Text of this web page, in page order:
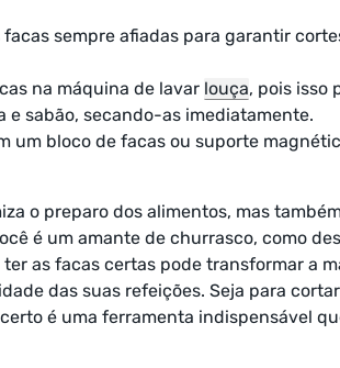
facas sempre afiadas para garantir
na máquina de lavar louça, pois isso
e sabão, secando-as imediatamente.
um bloco de facas ou suporte
o preparo dos alimentos, mas
é um amante de churrasco, como
ter as facas certas pode transformar a
das suas refeições. Seja para
é uma ferramenta indispensável